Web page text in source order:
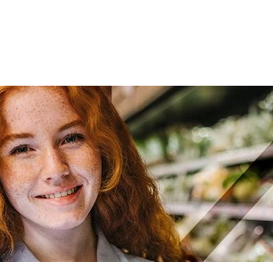
CASE HISTORY
OPINIONI